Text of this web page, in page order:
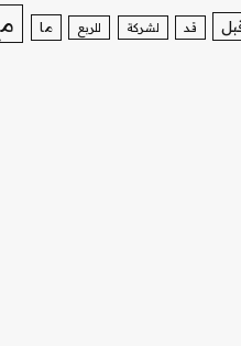
قد لشركة للربع ما